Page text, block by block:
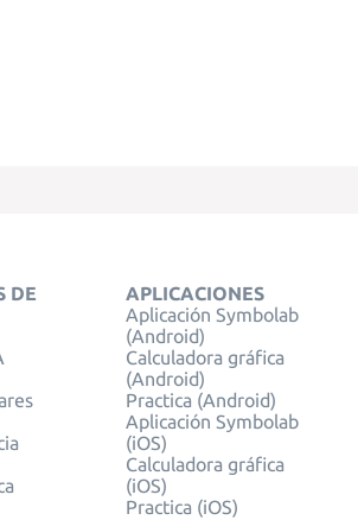
DE
APLICACIONES
Aplicación Symbolab
(Android)
Calculadora gráfica
(Android)
Practica (Android)
Aplicación Symbolab
(iOS)
Calculadora gráfica
(iOS)
Practica (iOS)